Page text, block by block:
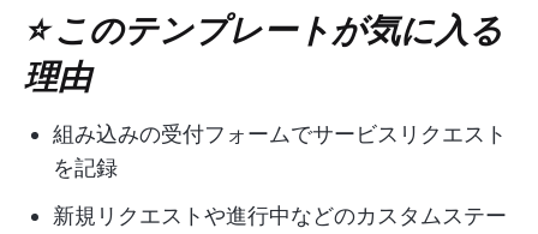
⭐ このテンプレートが気に入る
理由
組み込みの受付フォームでサービスリクエスト
を記録
新規リクエストや進行中などのカスタムステー